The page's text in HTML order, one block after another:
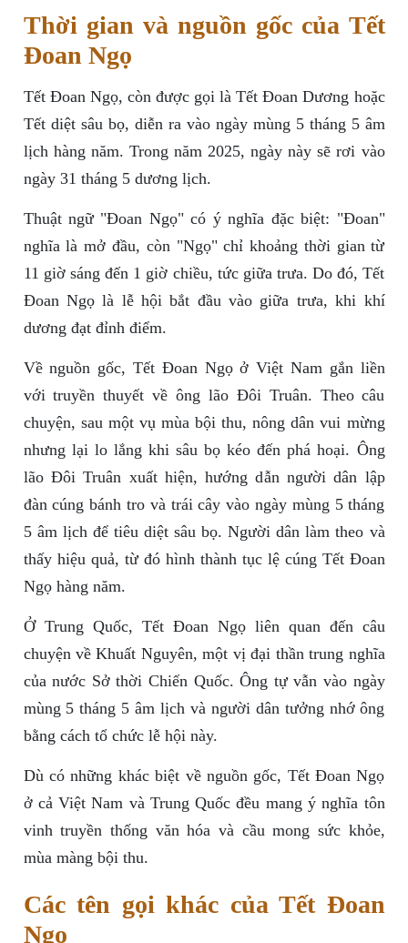
Thời gian và nguồn gốc của Tết
Đoan Ngọ
Tết Đoan Ngọ, còn được gọi là Tết Đoan Dương hoặc
Tết diệt sâu bọ, diễn ra vào ngày mùng 5 tháng 5 âm
lịch hàng năm. Trong năm 2025, ngày này sẽ rơi vào
ngày 31 tháng 5 dương lịch.
Thuật ngữ "Đoan Ngọ" có ý nghĩa đặc biệt: "Đoan"
nghĩa là mở đầu, còn "Ngọ" chỉ khoảng thời gian từ
11 giờ sáng đến 1 giờ chiều, tức giữa trưa. Do đó, Tết
Đoan Ngọ là lễ hội bắt đầu vào giữa trưa, khi khí
dương đạt đỉnh điểm.
Về nguồn gốc, Tết Đoan Ngọ ở Việt Nam gắn liền
với truyền thuyết về ông lão Đôi Truân. Theo câu
chuyện, sau một vụ mùa bội thu, nông dân vui mừng
nhưng lại lo lắng khi sâu bọ kéo đến phá hoại. Ông
lão Đôi Truân xuất hiện, hướng dẫn người dân lập
đàn cúng bánh tro và trái cây vào ngày mùng 5 tháng
5 âm lịch để tiêu diệt sâu bọ. Người dân làm theo và
thấy hiệu quả, từ đó hình thành tục lệ cúng Tết Đoan
Ngọ hàng năm.
Ở Trung Quốc, Tết Đoan Ngọ liên quan đến câu
chuyện về Khuất Nguyên, một vị đại thần trung nghĩa
của nước Sở thời Chiến Quốc. Ông tự vẫn vào ngày
mùng 5 tháng 5 âm lịch và người dân tưởng nhớ ông
bằng cách tổ chức lễ hội này.
Dù có những khác biệt về nguồn gốc, Tết Đoan Ngọ
ở cả Việt Nam và Trung Quốc đều mang ý nghĩa tôn
vinh truyền thống văn hóa và cầu mong sức khỏe,
mùa màng bội thu.
Các tên gọi khác của Tết Đoan
Ngọ